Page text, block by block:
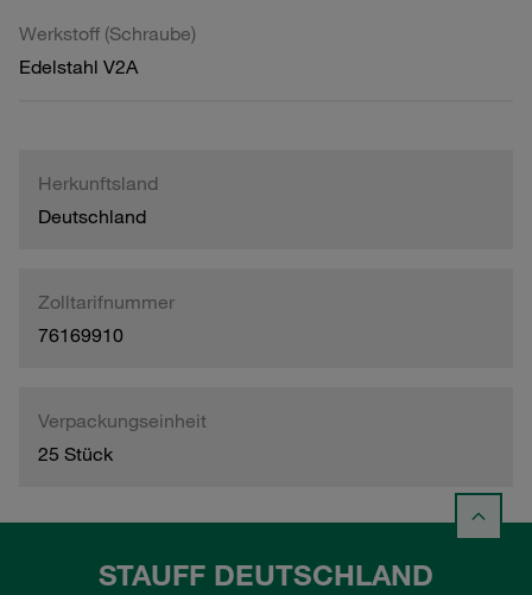
Werkstoff (Schraube)
Edelstahl V2A
Herkunftsland
Deutschland
Zolltarifnummer
76169910
Verpackungseinheit
25 Stück
STAUFF DEUTSCHLAND